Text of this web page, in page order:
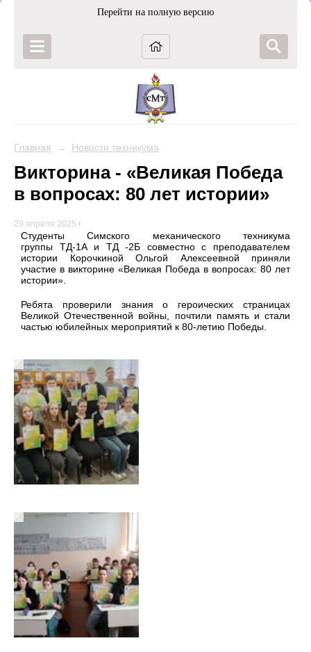
Перейти на полную версию
Главная → Новости техникума
Викторина - «Великая Победа
в вопросах: 80 лет истории»
29 апреля 2025 г.
Студенты Симского механического техникума
группы ТД-1А и ТД -2Б совместно с преподавателем
истории Корочкиной Ольгой Алексеевной приняли
участие в викторине «Великая Победа в вопросах: 80 лет
истории».
Ребята проверили знания о героических страницах
Великой Отечественной войны, почтили память и стали
частью юбилейных мероприятий к 80-летию Победы.